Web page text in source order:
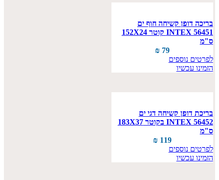
בריכה דופן קשיחה חוף ים
INTEX 56451 קוטר 152X24
ס"מ
₪ 79
לפרטים נוספים
הזמינו עכשיו
בריכת דופן קשיחה דגי ים
INTEX 56452 בקוטר 183X37
ס"מ
₪ 119
לפרטים נוספים
הזמינו עכשיו